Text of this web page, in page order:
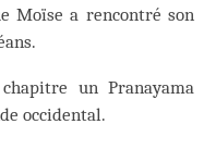
Moïse a rencontré son
un Pranayama
occidental.